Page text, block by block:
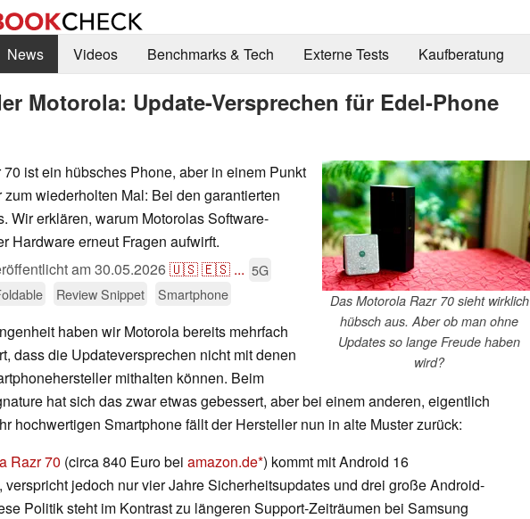
News Videos Benchmarks & Tech Externe Tests Kaufberatung
Motorola: Update-Versprechen für Edel-Phone
Das Motorola Razr 70 sieht wirklich
hübsch aus. Aber ob man ohne
Updates so lange Freude haben
wird?
ist ein hübsches Phone, aber in einem Punkt
wiederholten Mal: Bei den garantierten
Wir erklären, warum Motorolas Software-
Hardware erneut Fragen aufwirft.
am30.05.2026🇺🇸🇪🇸 ... 5G
Review Snippet Smartphone
haben wir Motorola bereits mehrfach
dass die Updateversprechen nicht mit denen
mithalten können. Beim
hat sich das zwar etwas gebessert, aber bei einem anderen, eigentlich
hochwertigen Smartphone fällt der Hersteller nun in alte Muster zurück:
Razr 70 (circa 840 Euro bei amazon.de ) kommt mit Android 16
verspricht jedoch nur vier Jahre Sicherheitsupdates und drei große Android-
Politik steht im Kontrast zu längeren Support-Zeiträumen bei Samsung